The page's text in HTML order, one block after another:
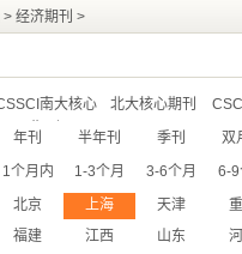
> 经济期刊 >
南大核心
期刊
北大核心期刊
年刊 半年刊 季刊 双
1个月内 1-3个月 3-6个月 6-9
北京 上海 天津
福建 江西 山东